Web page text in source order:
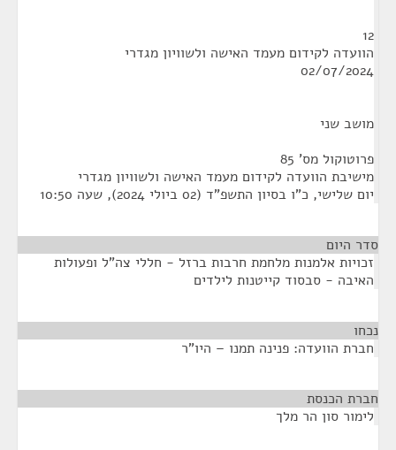
12
הוועדה לקידום מעמד האישה ולשוויון מגדרי
02/07/2024
מושב שני
פרוטוקול מס' 85
מישיבת הוועדה לקידום מעמד האישה ולשוויון מגדרי
יום שלישי, כ"ו בסיון התשפ"ד (02 ביולי 2024), שעה 10:50
סדר היום
זכויות אלמנות מלחמת חרבות ברזל - חללי צה"ל ופעולות
האיבה - סבסוד קייטנות לילדים
נכחו
חברת הוועדה: פנינה תמנו – היו"ר
חברת הכנסת
לימור סון הר מלך